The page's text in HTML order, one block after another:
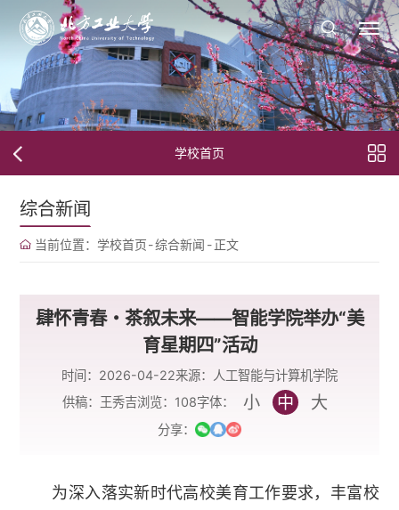
学校首页
综合新闻
当前位置： 学校首页-综合新闻 -正文
肆怀青春・茶叙未来——智能学院举办“美
育星期四”活动
时间：2026-04-22来源：人工智能与计算机学院
供稿：王秀吉浏览： 108字体： 小 中 大
分享：
为深入落实新时代高校美育工作要求，丰富校